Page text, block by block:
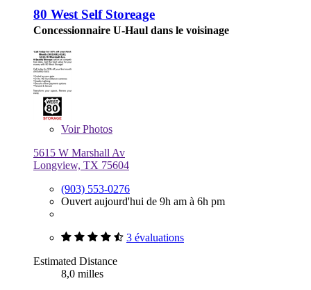
80 West Self Storeage
Concessionnaire U-Haul dans le voisinage
VoirPhotos
5615 W Marshall Av
Longview, TX 75604
(903) 553-0276
Ouvert aujourd'hui de 9h am à 6h pm
3 évaluations
Estimated Distance
8,0 milles